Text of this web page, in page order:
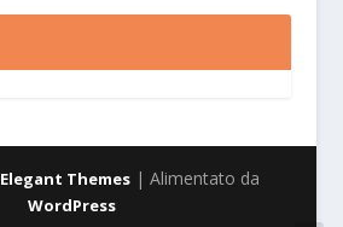
Elegant Themes| Alimentato da
WordPress